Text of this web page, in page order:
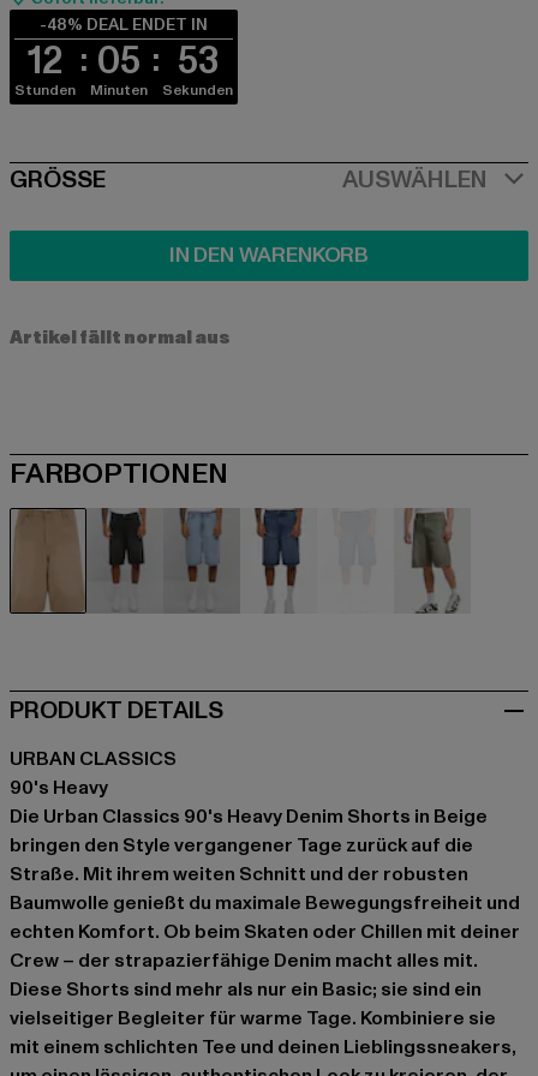
-48% DEAL ENDET IN
12
Stunden
05
Minuten
53
Sekunden
SIZE
GRÖSSE AUSWÄHLEN
IN DEN WARENKORB
Artikel fällt normal aus
FARBOPTIONEN
PRODUKT DETAILS
URBAN CLASSICS
90's Heavy
Die Urban Classics 90's Heavy Denim Shorts in Beige
bringen den Style vergangener Tage zurück auf die
Straße. Mit ihrem weiten Schnitt und der robusten
Baumwolle genießt du maximale Bewegungsfreiheit und
echten Komfort. Ob beim Skaten oder Chillen mit deiner
Crew – der strapazierfähige Denim macht alles mit.
Diese Shorts sind mehr als nur ein Basic; sie sind ein
vielseitiger Begleiter für warme Tage. Kombiniere sie
mit einem schlichten Tee und deinen Lieblingssneakers,